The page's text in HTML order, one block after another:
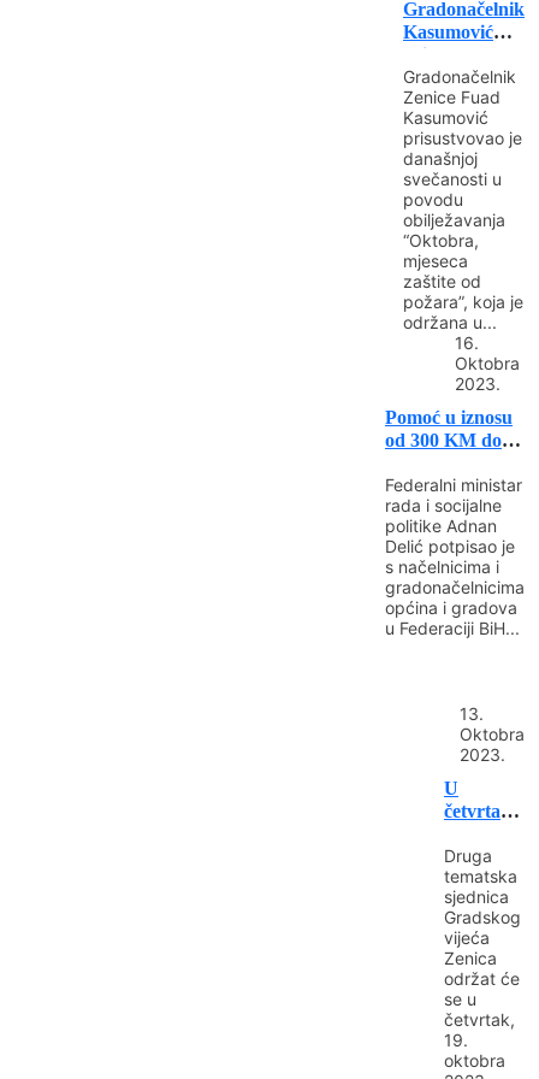
Gradonačelnik
Kasumović
prisustvovao
svečanosti
povodom
obilježavanja
“Oktobra,
mjeseca zaštite
od...
Gradonačelnik
Zenice Fuad
Kasumović
prisustvovao je
današnjoj
svečanosti u
povodu
obilježavanja
“Oktobra,
mjeseca
zaštite od
požara”, koja je
održana u...
16.
Oktobra
2023.
Pomoć u iznosu
od 300 KM do
Federalni ministar
rada i socijalne
politike Adnan
Delić potpisao je
s načelnicima i
gradonačelnicima
općina i gradova
u Federaciji BiH...
13.
Oktobra
2023.
U
četvrtak
tematska
sjednica
Gradskog
vijeća
Zenica
Druga
tematska
sjednica
Gradskog
vijeća
Zenica
održat će
se u
četvrtak,
19.
oktobra